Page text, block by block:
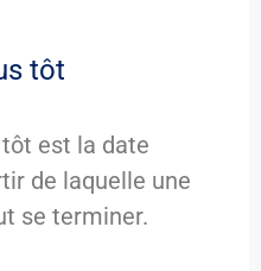
tôt
est la date
de laquelle une
se terminer.